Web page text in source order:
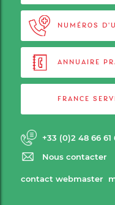
NUMÉROS
ANNUAIRE
FRANCE
+33 (0)2 48 66 61
Nous contacter
contact webmaster